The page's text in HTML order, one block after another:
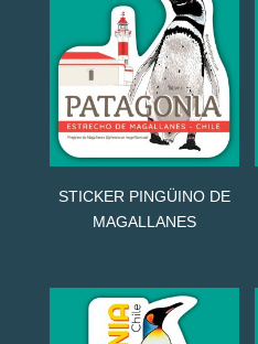
STICKER PINGÜINO DE
MAGALLANES